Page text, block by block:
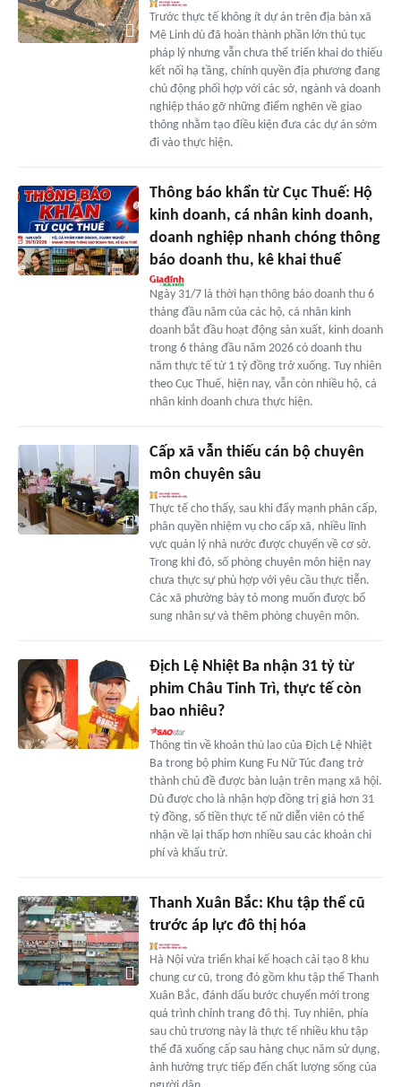
Trước thực tế không ít dự án trên địa bàn xã
Mê Linh dù đã hoàn thành phần lớn thủ tục
pháp lý nhưng vẫn chưa thể triển khai do thiếu
kết nối hạ tầng, chính quyền địa phương đang
chủ động phối hợp với các sở, ngành và doanh
nghiệp tháo gỡ những điểm nghẽn về giao
thông nhằm tạo điều kiện đưa các dự án sớm
đi vào thực hiện.
Thông báo khẩn từ Cục Thuế: Hộ
kinh doanh, cá nhân kinh doanh,
doanh nghiệp nhanh chóng thông
báo doanh thu, kê khai thuế
Ngày 31/7 là thời hạn thông báo doanh thu 6
tháng đầu năm của các hộ, cá nhân kinh
doanh bắt đầu hoạt động sản xuất, kinh doanh
trong 6 tháng đầu năm 2026 có doanh thu
năm thực tế từ 1 tỷ đồng trở xuống. Tuy nhiên
theo Cục Thuế, hiện nay, vẫn còn nhiều hộ, cá
nhân kinh doanh chưa thực hiện.
Cấp xã vẫn thiếu cán bộ chuyên
môn chuyên sâu
Thực tế cho thấy, sau khi đẩy mạnh phân cấp,
phân quyền nhiệm vụ cho cấp xã, nhiều lĩnh
vực quản lý nhà nước được chuyển về cơ sở.
Trong khi đó, số phòng chuyên môn hiện nay
chưa thực sự phù hợp với yêu cầu thực tiễn.
Các xã phường bày tỏ mong muốn được bổ
sung nhân sự và thêm phòng chuyên môn.
Địch Lệ Nhiệt Ba nhận 31 tỷ từ
phim Châu Tinh Trì, thực tế còn
bao nhiêu?
Thông tin về khoản thù lao của Địch Lệ Nhiệt
Ba trong bộ phim Kung Fu Nữ Túc đang trở
thành chủ đề được bàn luận trên mạng xã hội.
Dù được cho là nhận hợp đồng trị giá hơn 31
tỷ đồng, số tiền thực tế nữ diễn viên có thể
nhận về lại thấp hơn nhiều sau các khoản chi
phí và khấu trừ.
Thanh Xuân Bắc: Khu tập thể cũ
trước áp lực đô thị hóa
Hà Nội vừa triển khai kế hoạch cải tạo 8 khu
chung cư cũ, trong đó gồm khu tập thể Thanh
Xuân Bắc, đánh dấu bước chuyển mới trong
quá trình chỉnh trang đô thị. Tuy nhiên, phía
sau chủ trương này là thực tế nhiều khu tập
thể đã xuống cấp sau hàng chục năm sử dụng,
ảnh hưởng trực tiếp đến chất lượng sống của